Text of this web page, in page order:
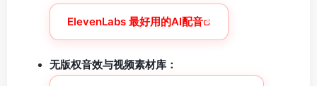
ElevenLabs 最好用的AI配音
无版权音效与视频素材库：